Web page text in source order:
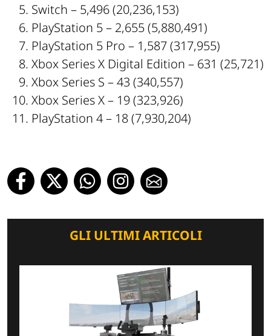
Switch – 5,496 (20,236,153)
PlayStation 5 – 2,655 (5,880,491)
PlayStation 5 Pro – 1,587 (317,955)
Xbox Series X Digital Edition – 631 (25,721)
Xbox Series S – 43 (340,557)
Xbox Series X – 19 (323,926)
PlayStation 4 – 18 (7,930,204)
GLI ULTIMI ARTICOLI